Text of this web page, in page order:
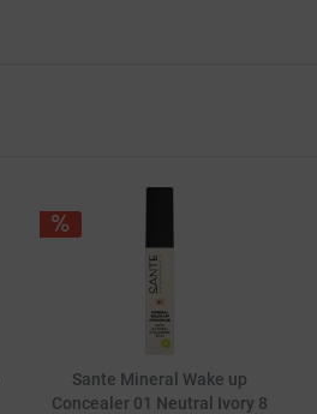
Sante Mineral Wake up
Concealer 01 Neutral Ivory 8